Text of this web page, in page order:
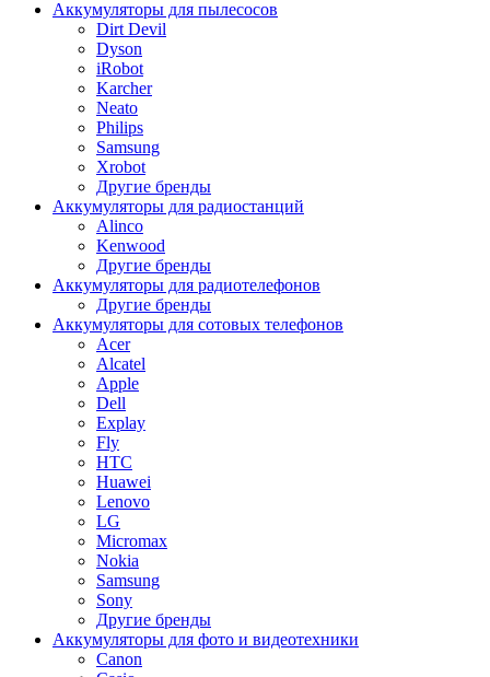
Аккумуляторы для пылесосов
Dirt Devil
Dyson
iRobot
Karcher
Neato
Philips
Samsung
Xrobot
Другие бренды
Аккумуляторы для радиостанций
Alinco
Kenwood
Другие бренды
Аккумуляторы для радиотелефонов
Другие бренды
Аккумуляторы для сотовых телефонов
Acer
Alcatel
Apple
Dell
Explay
Fly
HTC
Huawei
Lenovo
LG
Micromax
Nokia
Samsung
Sony
Другие бренды
Аккумуляторы для фото и видеотехники
Canon